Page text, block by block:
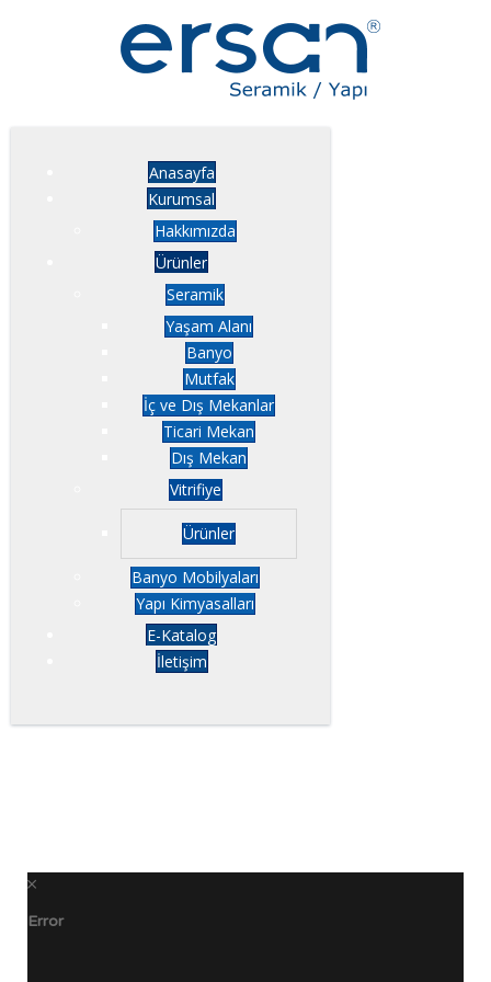
Anasayfa
Kurumsal
Hakkımızda
Ürünler
Seramik
Yaşam Alanı
Banyo
Mutfak
İç ve Dış Mekanlar
Ticari Mekan
Dış Mekan
Vitrifiye
Ürünler
Banyo Mobilyaları
Yapı Kimyasalları
E-Katalog
İletişim
Error